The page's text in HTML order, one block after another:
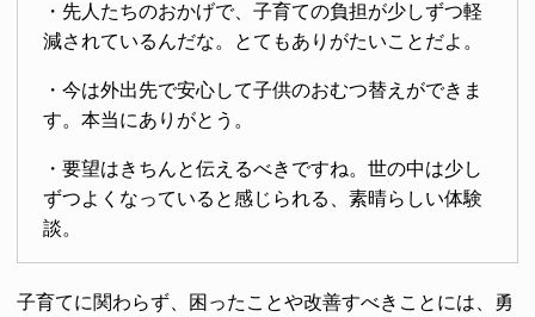
・先人たちのおかげで、子育ての負担が少しずつ軽
減されているんだな。とてもありがたいことだよ。
・今は外出先で安心して子供のおむつ替えができま
す。本当にありがとう。
・要望はきちんと伝えるべきですね。世の中は少し
ずつよくなっていると感じられる、素晴らしい体験
談。
子育てに関わらず、困ったことや改善すべきことには、勇